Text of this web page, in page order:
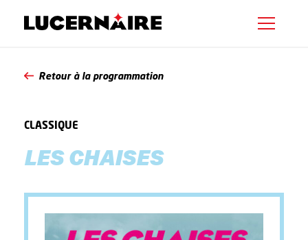
Retour à la programmation
CLASSIQUE
LES CHAISES